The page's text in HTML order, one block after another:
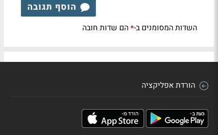
הוסף תגובה
השדות המסומנים ב-*הם שדות חובה
הורדת אפליקציה